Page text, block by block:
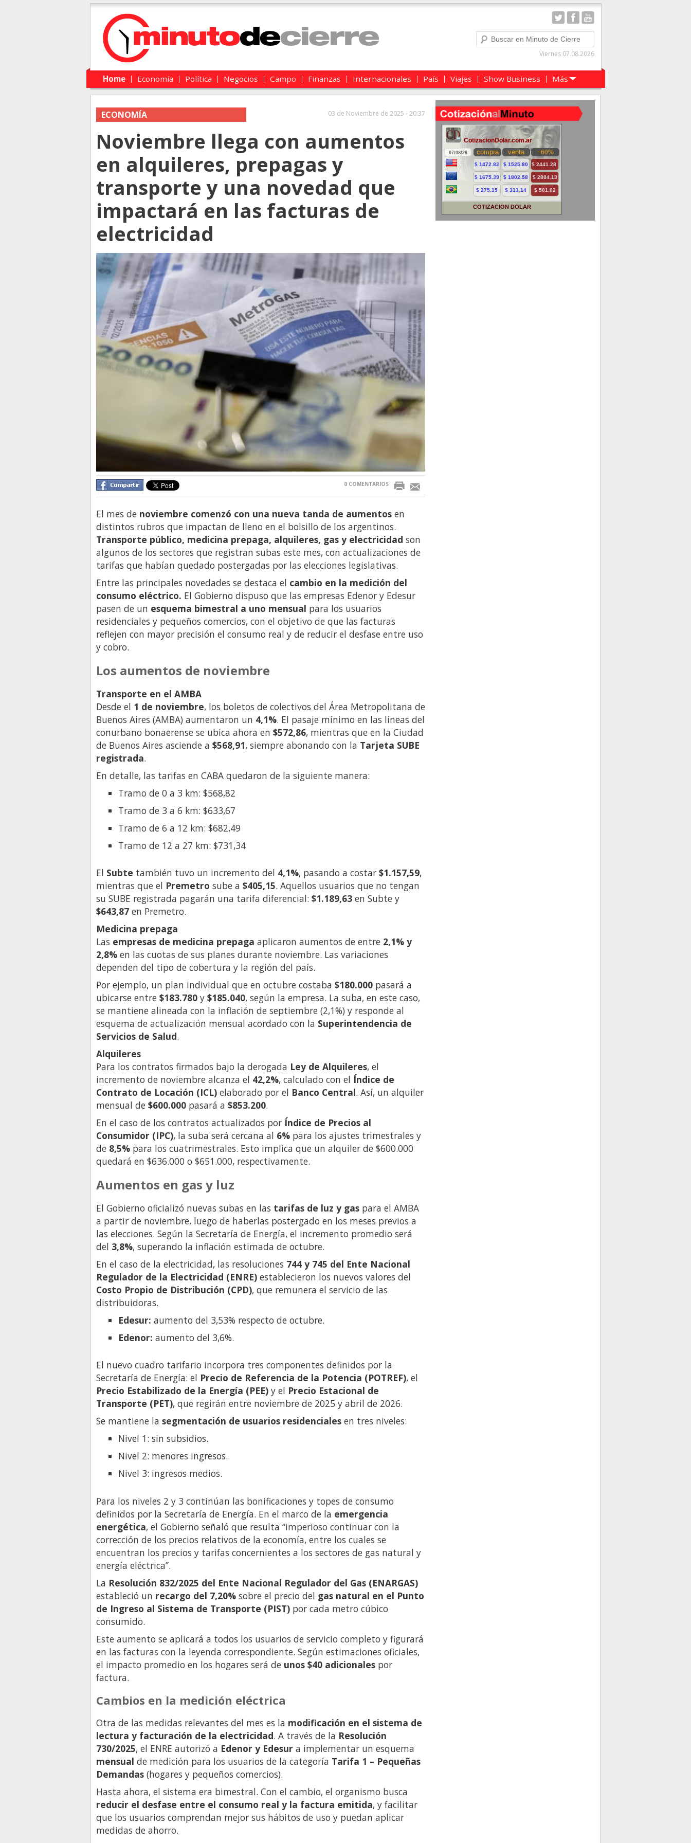
Viernes 07.08.2026
Buscar
Main menu
Skip to primary content
Skip to secondary content
Home Economía Política Negocios Campo Finanzas Internacionales País Viajes Show Business Más
ECONOMÍA 03 de Noviembre de 2025 - 20:37
Noviembre llega con aumentos
en alquileres, prepagas y
transporte y una novedad que
impactará en las facturas de
electricidad
0 COMENTARIOS
El mes de noviembre comenzó con una nueva tanda de aumentos en
distintos rubros que impactan de lleno en el bolsillo de los argentinos.
Transporte público, medicina prepaga, alquileres, gas y electricidad son
algunos de los sectores que registran subas este mes, con actualizaciones de
tarifas que habían quedado postergadas por las elecciones legislativas.
Entre las principales novedades se destaca el cambio en la medición del
consumo eléctrico. El Gobierno dispuso que las empresas Edenor y Edesur
pasen de un esquema bimestral a uno mensual para los usuarios
residenciales y pequeños comercios, con el objetivo de que las facturas
reflejen con mayor precisión el consumo real y de reducir el desfase entre uso
y cobro.
Los aumentos de noviembre
Transporte en el AMBA
Desde el 1 de noviembre, los boletos de colectivos del Área Metropolitana de
Buenos Aires (AMBA) aumentaron un 4,1%. El pasaje mínimo en las líneas del
conurbano bonaerense se ubica ahora en $572,86, mientras que en la Ciudad
de Buenos Aires asciende a $568,91, siempre abonando con la Tarjeta SUBE
registrada.
En detalle, las tarifas en CABA quedaron de la siguiente manera:
Tramo de 0 a 3 km: $568,82
Tramo de 3 a 6 km: $633,67
Tramo de 6 a 12 km: $682,49
Tramo de 12 a 27 km: $731,34
El Subte también tuvo un incremento del 4,1%, pasando a costar $1.157,59,
mientras que el Premetro sube a $405,15. Aquellos usuarios que no tengan
su SUBE registrada pagarán una tarifa diferencial: $1.189,63 en Subte y
$643,87 en Premetro.
Medicina prepaga
Las empresas de medicina prepaga aplicaron aumentos de entre 2,1% y
2,8% en las cuotas de sus planes durante noviembre. Las variaciones
dependen del tipo de cobertura y la región del país.
Por ejemplo, un plan individual que en octubre costaba $180.000 pasará a
ubicarse entre $183.780 y $185.040, según la empresa. La suba, en este caso,
se mantiene alineada con la inflación de septiembre (2,1%) y responde al
esquema de actualización mensual acordado con la Superintendencia de
Servicios de Salud.
Alquileres
Para los contratos firmados bajo la derogada Ley de Alquileres, el
incremento de noviembre alcanza el 42,2%, calculado con el Índice de
Contrato de Locación (ICL) elaborado por el Banco Central. Así, un alquiler
mensual de $600.000 pasará a $853.200.
En el caso de los contratos actualizados por Índice de Precios al
Consumidor (IPC), la suba será cercana al 6% para los ajustes trimestrales y
de 8,5% para los cuatrimestrales. Esto implica que un alquiler de $600.000
quedará en $636.000 o $651.000, respectivamente.
Aumentos en gas y luz
El Gobierno oficializó nuevas subas en las tarifas de luz y gas para el AMBA
a partir de noviembre, luego de haberlas postergado en los meses previos a
las elecciones. Según la Secretaría de Energía, el incremento promedio será
del 3,8%, superando la inflación estimada de octubre.
En el caso de la electricidad, las resoluciones 744 y 745 del Ente Nacional
Regulador de la Electricidad (ENRE) establecieron los nuevos valores del
Costo Propio de Distribución (CPD), que remunera el servicio de las
distribuidoras.
Edesur: aumento del 3,53% respecto de octubre.
Edenor: aumento del 3,6%.
El nuevo cuadro tarifario incorpora tres componentes definidos por la
Secretaría de Energía: el Precio de Referencia de la Potencia (POTREF), el
Precio Estabilizado de la Energía (PEE) y el Precio Estacional de
Transporte (PET), que regirán entre noviembre de 2025 y abril de 2026.
Se mantiene la segmentación de usuarios residenciales en tres niveles:
Nivel 1: sin subsidios.
Nivel 2: menores ingresos.
Nivel 3: ingresos medios.
Para los niveles 2 y 3 continúan las bonificaciones y topes de consumo
definidos por la Secretaría de Energía. En el marco de la emergencia
energética, el Gobierno señaló que resulta “imperioso continuar con la
corrección de los precios relativos de la economía, entre los cuales se
encuentran los precios y tarifas concernientes a los sectores de gas natural y
energía eléctrica”.
La Resolución 832/2025 del Ente Nacional Regulador del Gas (ENARGAS)
estableció un recargo del 7,20% sobre el precio del gas natural en el Punto
de Ingreso al Sistema de Transporte (PIST) por cada metro cúbico
consumido.
Este aumento se aplicará a todos los usuarios de servicio completo y figurará
en las facturas con la leyenda correspondiente. Según estimaciones oficiales,
el impacto promedio en los hogares será de unos $40 adicionales por
factura.
Cambios en la medición eléctrica
Otra de las medidas relevantes del mes es la modificación en el sistema de
lectura y facturación de la electricidad. A través de la Resolución
730/2025, el ENRE autorizó a Edenor y Edesur a implementar un esquema
mensual de medición para los usuarios de la categoría Tarifa 1 – Pequeñas
Demandas (hogares y pequeños comercios).
Hasta ahora, el sistema era bimestral. Con el cambio, el organismo busca
reducir el desfase entre el consumo real y la factura emitida, y facilitar
que los usuarios comprendan mejor sus hábitos de uso y puedan aplicar
medidas de ahorro.
COTIZACION DOLAR